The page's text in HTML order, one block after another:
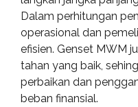
Dalam perhitungan
operasional dan
efisien. Genset MWM
tahan yang baik,
perbaikan dan
beban finansial.